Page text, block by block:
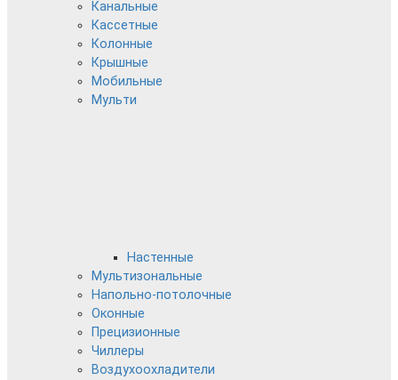
Канальные
Кассетные
Колонные
Крышные
Мобильные
Мульти
Настенные
Мультизональные
Напольно-потолочные
Оконные
Прецизионные
Чиллеры
Воздухоохладители